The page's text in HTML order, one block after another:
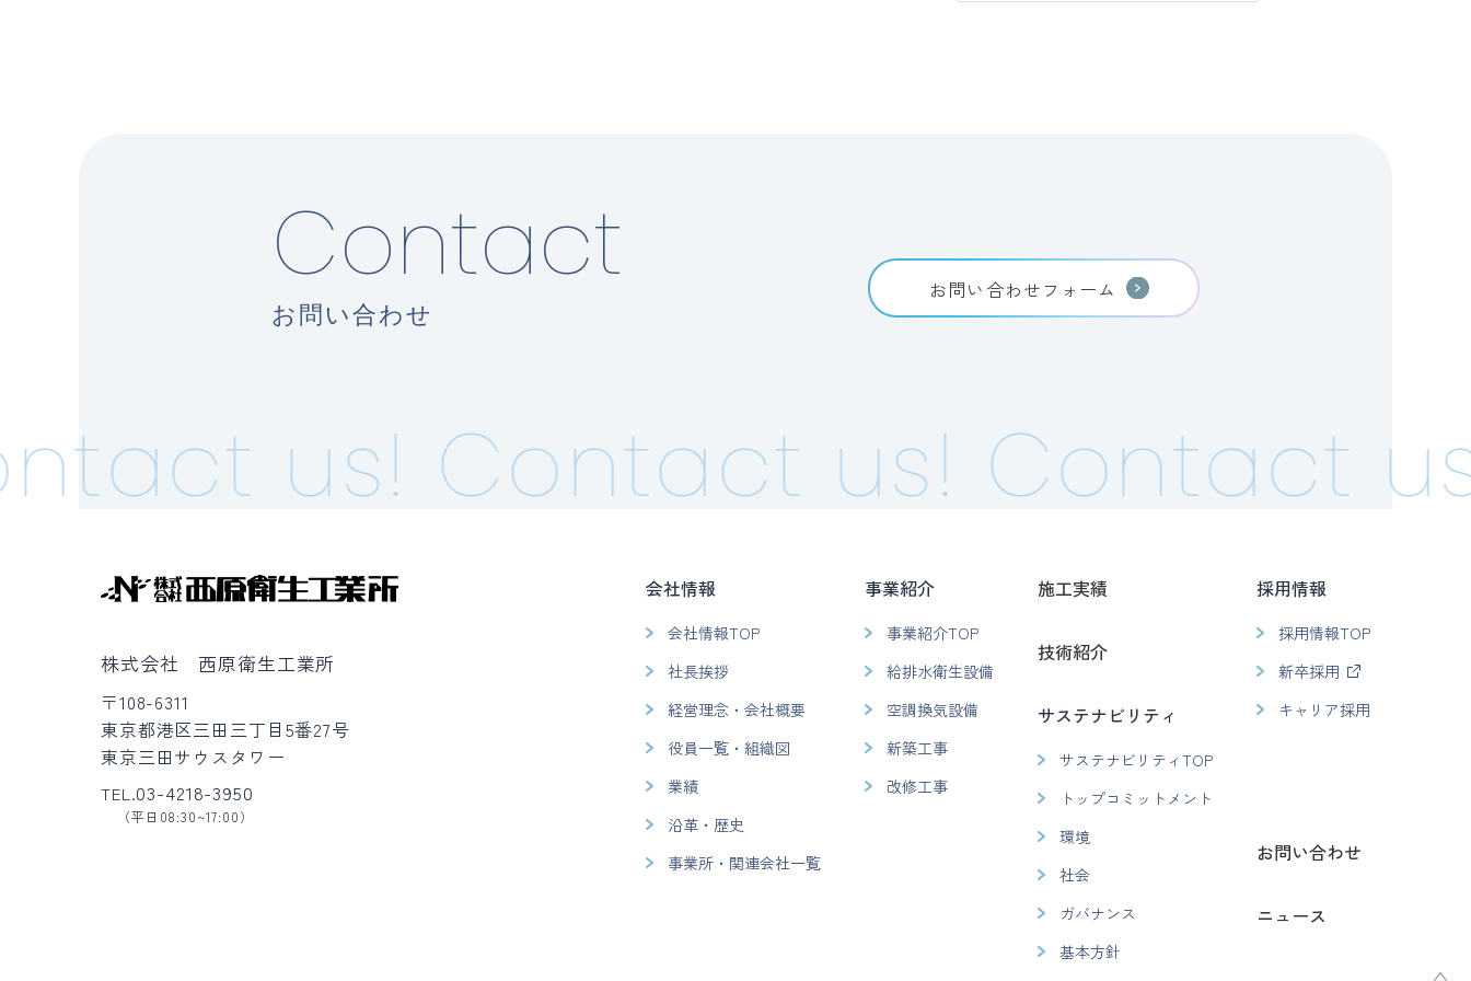
Contact
お問い合わせ
お問い合わせフォーム
us! Contact us! Contact us!
株式会社 西原衛生工業所
〒108-6311
東京都港区三田三丁目5番27号
東京三田サウスタワー
TEL.03-4218-3950
（平日08:30~17:00）
会社情報
会社情報TOP
社長挨拶
経営理念・会社概要
役員一覧・組織図
業績
沿革・歴史
事業所・関連会社一覧
事業紹介
事業紹介TOP
給排水衛生設備
空調換気設備
新築工事
改修工事
施工実績
技術紹介
サステナビリティ
サステナビリティTOP
トップコミットメント
環境
社会
ガバナンス
基本方針
採用情報
採用情報TOP
新卒採用
キャリア採用
お問い合わせ
ニュース